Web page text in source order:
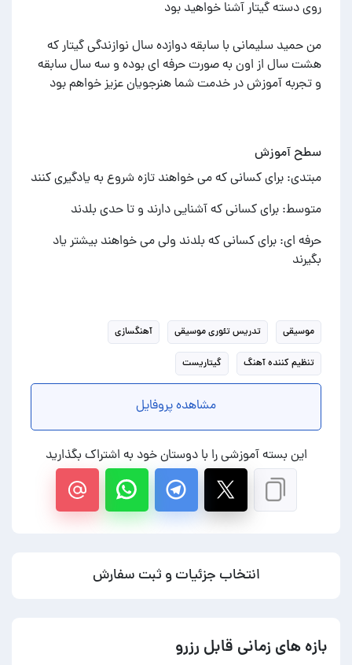
من حمید سلیمانی با سابقه دوازده سال نوازندگی گیتار که
هشت سال از اون به صورت حرفه ای بوده و سه سال سابقه
و تجربه آموزش در خدمت شما هنرجویان عزیز خواهم بود
سطح آموزش
مبتدی: برای کسانی که می خواهند تازه شروع به یادگیری کنند
متوسط: برای کسانی که آشنایی دارند و تا حدی بلدند
حرفه ای: برای کسانی که بلدند ولی می خواهند بیشتر یاد
بگیرند
موسیقی تدریس تئوری موسیقی آهنگسازی
تنظیم کننده آهنگ گیتاریست
مشاهده پروفایل
این بسته آموزشی را با دوستان خود به اشتراک بگذارید
انتخاب جزئیات و ثبت سفارش
بازه های زمانی قابل رزرو